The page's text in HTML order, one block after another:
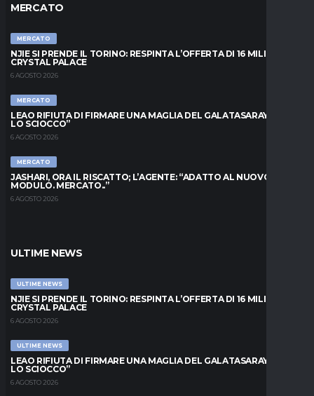
MERCATO
MERCATO
NJIE SI PRENDE IL TORINO: RESPINTA L’OFFERTA DI 16 MILIONI DAL
CRYSTAL PALACE
6 AGOSTO 2026
MERCATO
LEAO RIFIUTA DI FIRMARE UNA MAGLIA DEL GALATASARAY: “FAI
LO SCIOCCO”
6 AGOSTO 2026
MERCATO
JASHARI, ORA IL RISCATTO; L’AGENTE: “ADATTO AL NUOVO
MODULO. MERCATO..”
6 AGOSTO 2026
ULTIME NEWS
ULTIME NEWS
NJIE SI PRENDE IL TORINO: RESPINTA L’OFFERTA DI 16 MILIONI DAL
CRYSTAL PALACE
6 AGOSTO 2026
ULTIME NEWS
LEAO RIFIUTA DI FIRMARE UNA MAGLIA DEL GALATASARAY: “FAI
LO SCIOCCO”
6 AGOSTO 2026